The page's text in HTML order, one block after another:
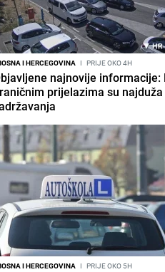
I HERCEGOVINA I PRIJE OKO 4H
najnovije informacije:
prijelazima su najduža
I HERCEGOVINA I PRIJE OKO 5H